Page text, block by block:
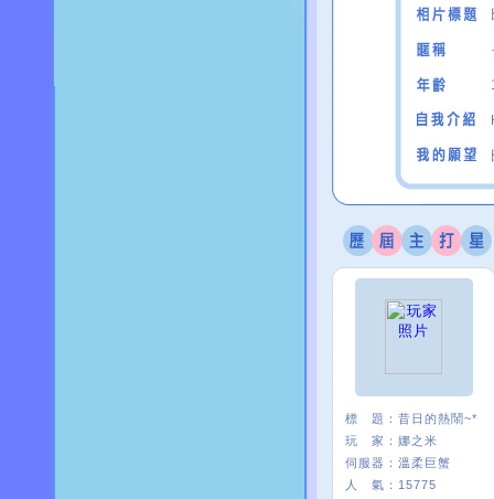
標 題： 昔日的熱鬧~*
玩 家： 娜之米
伺服器： 溫柔巨蟹
人 氣： 15775